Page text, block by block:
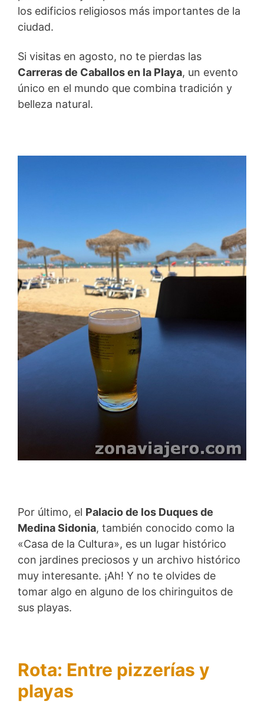
los edificios religiosos más importantes de la
ciudad.
Si visitas en agosto, no te pierdas las
Carreras de Caballos en la Playa, un evento
único en el mundo que combina tradición y
belleza natural.
Por último, el Palacio de los Duques de
Medina Sidonia, también conocido como la
«Casa de la Cultura», es un lugar histórico
con jardines preciosos y un archivo histórico
muy interesante. ¡Ah! Y no te olvides de
tomar algo en alguno de los chiringuitos de
sus playas.
Rota: Entre pizzerías y
playas